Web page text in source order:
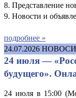
8. Представление
9. Новости и
подробнее »
24.07.2026
24 июля —
будущего».
24 июля в 15:00